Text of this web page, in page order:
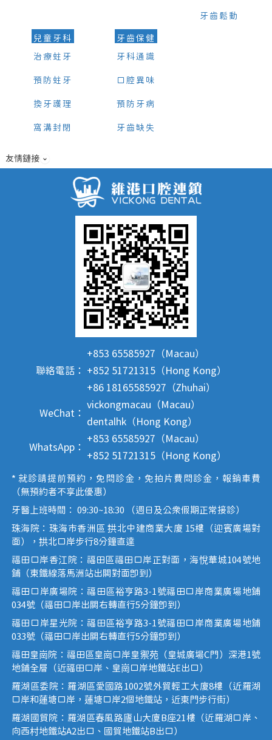
牙齒鬆動
兒童牙科
治療蛀牙
預防蛀牙
換牙護理
窩溝封閉
牙齒保健
牙科通識
口腔異味
預防牙病
牙齒缺失
友情鏈接
聯絡電話：
+853 65585927（Macau）
+852 51721315（Hong Kong）
+86 18165585927（Zhuhai）
WeChat：
vickongmacau（Macau）
dentalhk（Hong Kong）
WhatsApp：
+853 65585927（Macau）
+852 51721315（Hong Kong）
* 就診請提前預約，免問診金，免拍片費問診金，報銷車費
（無預約者不享此優惠）
牙醫上班時間： 09:30~18:30 （週日及公眾假期正常接診）
珠海院：珠海市香洲區 拱北中建商業大廈 15樓（迎賓廣場對
面），拱北口岸步行8分鐘直達
福田口岸香江院：福田區福田口岸正對面，海悅華城104號地
鋪（東鐵線落馬洲站出關對面即到）
福田口岸廣場院：福田區裕亨路3-1號福田口岸商業廣場地鋪
034號（福田口岸出關右轉直行5分鐘即到）
福田口岸星光院：福田區裕亨路3-1號福田口岸商業廣場地鋪
033號（福田口岸出關右轉直行5分鐘即到）
福田皇崗院：福田區皇崗口岸皇禦苑（皇城廣場C門）深港1號
地鋪全層（近福田口岸、皇崗口岸地鐵站E出口）
羅湖區委院：羅湖區愛國路1002號外貿輕工大廈8樓（近羅湖
口岸和蓮塘口岸，蓮塘口岸2個地鐵站，近東門步行街）
羅湖國貿院：羅湖區春風路廬山大廈B座21樓（近羅湖口岸、
向西村地鐵站A2出口、國貿地鐵站B出口）